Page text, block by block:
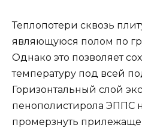
Теплопотери сквозь
являющуюся полом по
Однако это позволяет
температуру под всей
Горизонтальный слой
пенополистирола ЭППС
промерзнуть